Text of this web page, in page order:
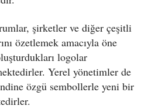
şirketler ve diğer çeşitli
özetlemek amacıyla öne
logolar
Yerel yönetimler de
özgü sembollerle yeni bir